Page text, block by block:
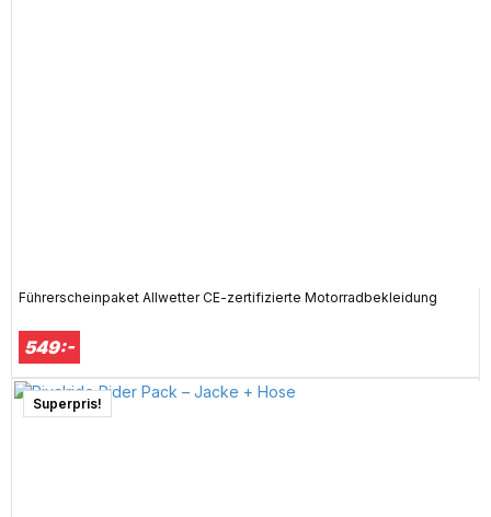
Führerscheinpaket Allwetter CE-zertifizierte Motorradbekleidung
549:-
Superpris!